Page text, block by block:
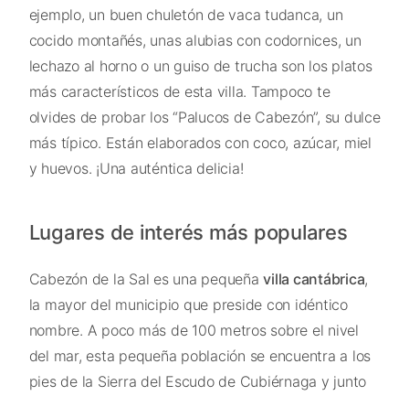
ejemplo, un buen chuletón de vaca tudanca, un
cocido montañés, unas alubias con codornices, un
lechazo al horno o un guiso de trucha son los platos
más característicos de esta villa. Tampoco te
olvides de probar los “Palucos de Cabezón”, su dulce
más típico. Están elaborados con coco, azúcar, miel
y huevos. ¡Una auténtica delicia!
Lugares de interés más populares
Cabezón de la Sal es una pequeñavilla cantábrica,
la mayor del municipio que preside con idéntico
nombre. A poco más de 100 metros sobre el nivel
del mar, esta pequeña población se encuentra a los
pies de la Sierra del Escudo de Cubiérnaga y junto